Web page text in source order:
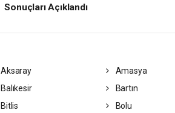
Sonuçları Açıklandı
Aksaray
Amasya
Balıkesir
Bartın
Bitlis
Bolu